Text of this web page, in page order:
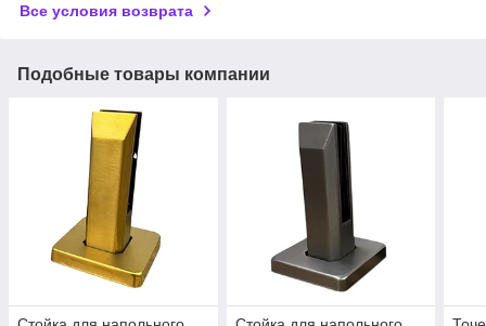
Все условия возврата
Подобные товары компании